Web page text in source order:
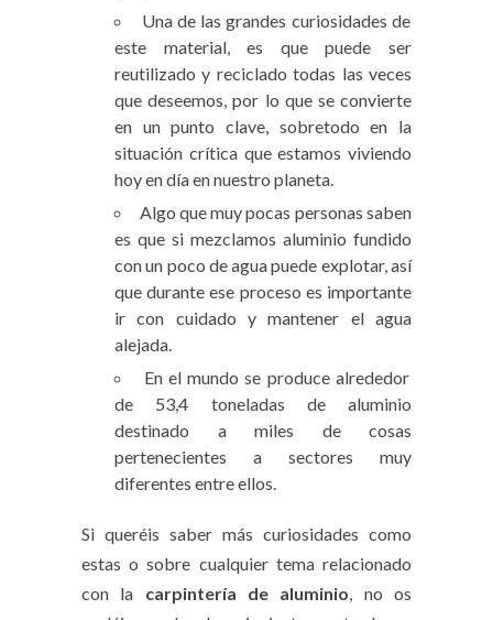
Una de las grandes curiosidades de
este material, es que puede ser
reutilizado y reciclado todas las veces
que deseemos, por lo que se convierte
en un punto clave, sobretodo en la
situación crítica que estamos viviendo
hoy en día en nuestro planeta.
Algo que muy pocas personas saben
es que si mezclamos aluminio fundido
con un poco de agua puede explotar, así
que durante ese proceso es importante
ir con cuidado y mantener el agua
alejada.
En el mundo se produce alrededor
de 53,4 toneladas de aluminio
destinado a miles de cosas
pertenecientes a sectores muy
diferentes entre ellos.
Si queréis saber más curiosidades como
estas o sobre cualquier tema relacionado
con la carpintería de aluminio, no os